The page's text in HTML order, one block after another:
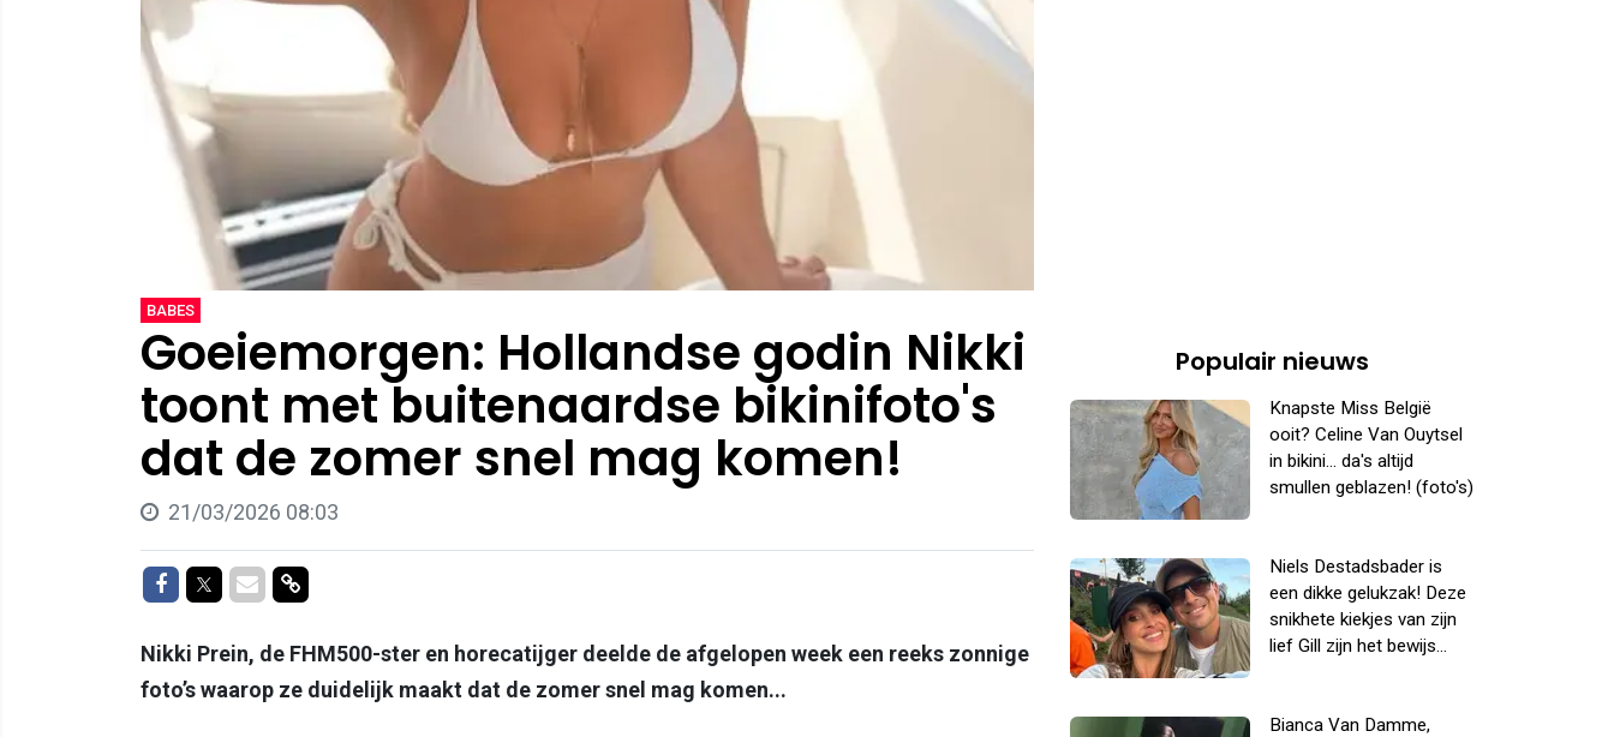
BABES
Goeiemorgen: Hollandse godin Nikki
toont met buitenaardse bikinifoto's
dat de zomer snel mag komen!
21/03/2026 08:03
Delen op Facebook
Delen op Twitter
Delen via Mail
Delen via link
Nikki Prein, de FHM500-ster en horecatijger deelde de afgelopen week een reeks zonnige
foto’s waarop ze duidelijk maakt dat de zomer snel mag komen...
Populair nieuws
Knapste Miss België
ooit? Celine Van Ouytsel
in bikini... da's altijd
smullen geblazen! (foto's)
Niels Destadsbader is
een dikke gelukzak! Deze
snikhete kiekjes van zijn
lief Gill zijn het bewijs...
Bianca Van Damme,